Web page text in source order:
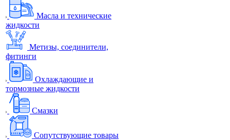
Масла и технические
жидкости
Метизы, соединители,
фитинги
Охлаждающие и
тормозные жидкости
Смазки
Сопутствующие товары